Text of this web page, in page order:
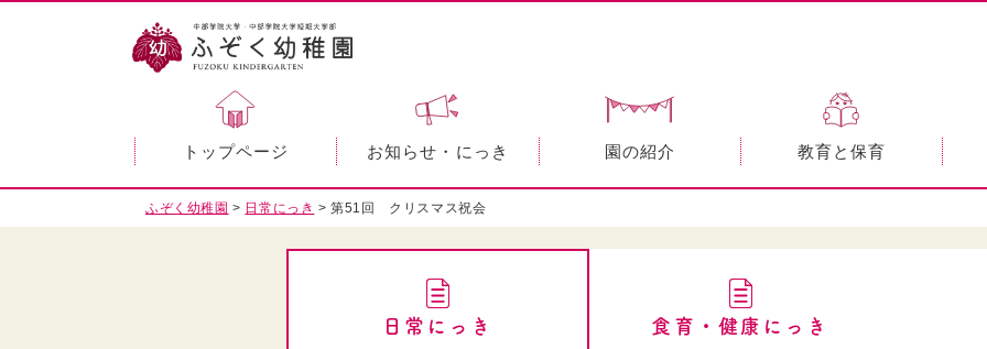
トップページ お知らせ・にっき 園の紹介 教育と保育
ふぞく幼稚園 > 日常にっき >第51回 クリスマス祝会
日常にっき 食育・健康にっき